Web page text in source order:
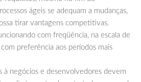
ágeis se adequam a mudanças,
tirar vantagens competitivas.
com freqüência, na escala de
preferência aos períodos mais
à negócios e desenvolvedores devem